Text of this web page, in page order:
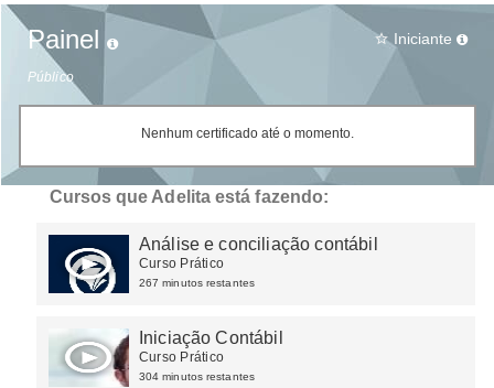
Painel
Público
star_border Iniciante
Nenhum certificado até o momento.
Cursos que Adelita está fazendo:
Análise e conciliação contábil
Curso Prático
267 minutos restantes
Iniciação Contábil
Curso Prático
304 minutos restantes